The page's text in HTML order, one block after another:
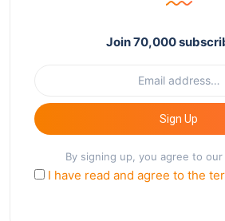
Join 70,000
Sign Up
By signing up, you agree to our
I have read and agree to the